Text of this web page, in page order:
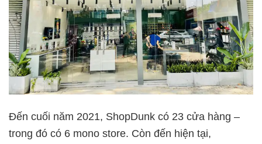
Đến cuối năm 2021, ShopDunk có 23 cửa hàng –
trong đó có 6 mono store. Còn đến hiện tại,